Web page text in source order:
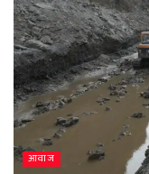
आवाज